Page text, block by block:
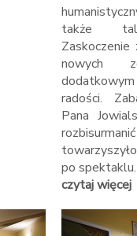
także
nowych
radości.
Pana
po spektaklu.
czytaj więcej